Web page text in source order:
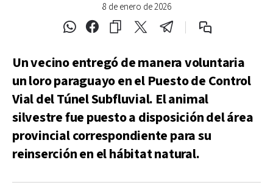
8 de enero de 2026
Un vecino entregó de manera voluntaria
un loro paraguayo en el Puesto de Control
Vial del Túnel Subfluvial. El animal
silvestre fue puesto a disposición del área
provincial correspondiente para su
reinserción en el hábitat natural.